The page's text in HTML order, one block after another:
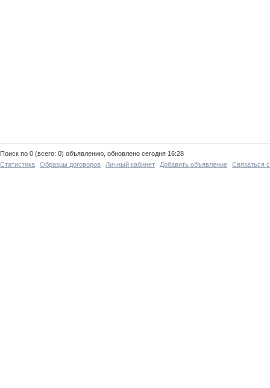
Поиск по 0 (всего: 0) объявлению, обновлено сегодня 16:28
Статистика
Образцы договоров Личный кабинет Добавить объявление Связаться